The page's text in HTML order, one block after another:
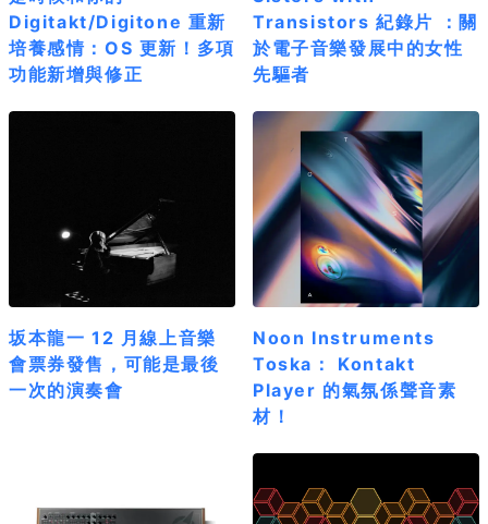
Digitakt/Digitone 重新
培養感情：OS 更新！多項
功能新增與修正
Transistors 紀錄片 ：關
於電子音樂發展中的女性
先驅者
坂本龍一 12 月線上音樂
會票券發售，可能是最後
一次的演奏會
Noon Instruments
Toska： Kontakt
Player 的氣氛係聲音素
材！